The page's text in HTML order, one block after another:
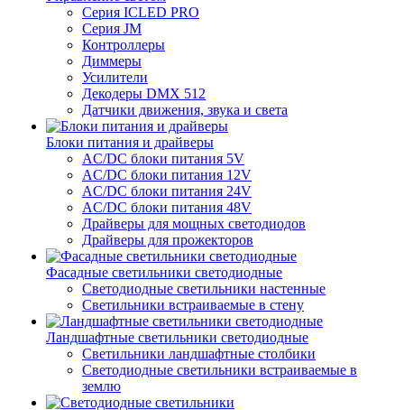
Серия ICLED PRO
Серия JM
Контроллеры
Диммеры
Усилители
Декодеры DMX 512
Датчики движения, звука и света
Блоки питания и драйверы
AC/DC блоки питания 5V
AC/DC блоки питания 12V
AC/DC блоки питания 24V
AC/DC блоки питания 48V
Драйверы для мощных светодиодов
Драйверы для прожекторов
Фасадные светильники светодиодные
Светодиодные светильники настенные
Светильники встраиваемые в стену
Ландшафтные светильники светодиодные
Светильники ландшафтные столбики
Светодиодные светильники встраиваемые в
землю